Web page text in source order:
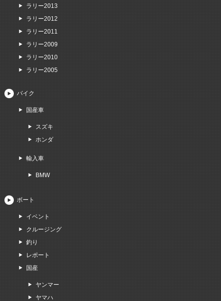
ラリー2013
ラリー2012
ラリー2011
ラリー2009
ラリー2010
ラリー2005
バイク
国産車
スズキ
ホンダ
輸入車
BMW
ボート
イベント
クルージング
釣り
レポート
国産
ヤンマー
ヤマハ